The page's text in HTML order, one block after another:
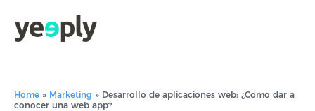
Home » Marketing » Desarrollo de aplicaciones web: ¿Como dar a
conocer una web app?